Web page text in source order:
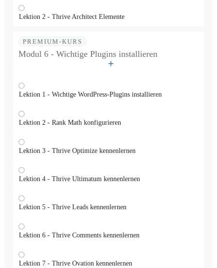
Lektion 2 - Thrive Architect Elemente
PREMIUM-KURS
Modul 6 - Wichtige Plugins installieren
Lektion 1 - Wichtige WordPress-Plugins installieren
Lektion 2 - Rank Math konfigurieren
Lektion 3 - Thrive Optimize kennenlernen
Lektion 4 - Thrive Ultimatum kennenlernen
Lektion 5 - Thrive Leads kennenlernen
Lektion 6 - Thrive Comments kennenlernen
Lektion 7 - Thrive Ovation kennenlernen